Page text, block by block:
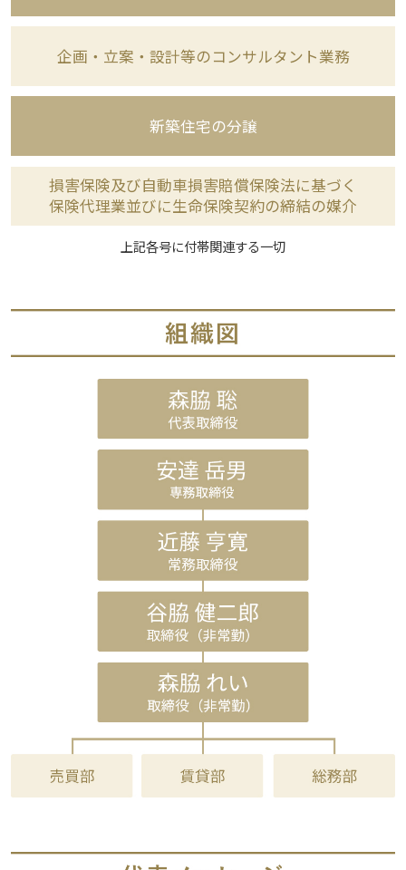
企画・立案・設計等のコンサルタント業務
新築住宅の分譲
損害保険及び自動車損害賠償保険法に基づく
保険代理業並びに生命保険契約の締結の媒介
上記各号に付帯関連する一切